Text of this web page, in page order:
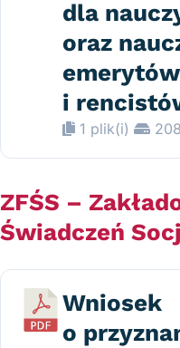
dla
oraz
emerytów
i
1 plik(i)
ZFŚS –
Świadczeń
Wniosek
o